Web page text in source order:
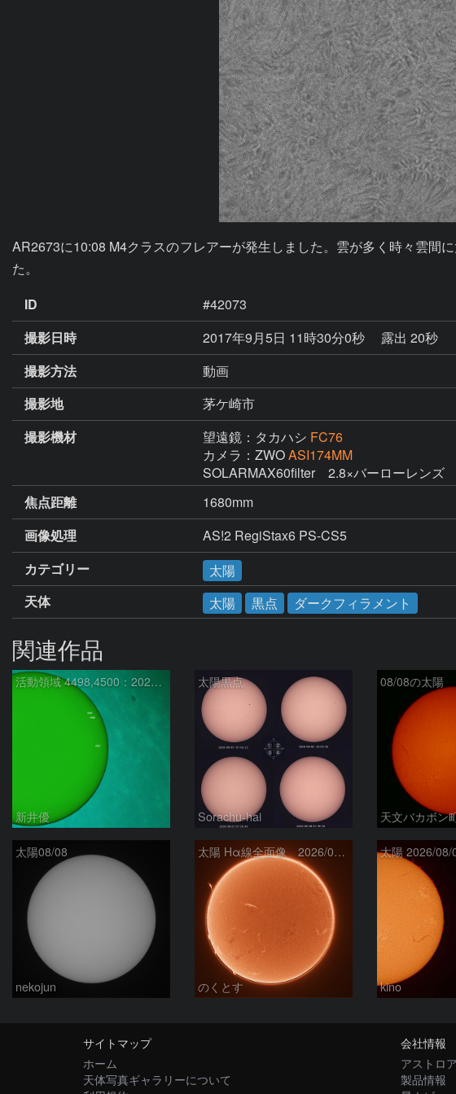
AR2673に10:08 M4クラスのフレアーが発生しました。雲が多く時々雲間
た。
ID
#42073
撮影日時
2017年9月5日 11時30分0秒
露出 20秒
撮影方法
動画
撮影地
茅ケ崎市
撮影機材
望遠鏡：タカハシ FC76
カメラ：ZWOASI174MM
SOLARMAX60filter　2.8×バーローレンズ
焦点距離
1680mm
画像処理
AS!2 RegiStax6 PS-CS5
カテゴリー
太陽
天体
太陽 黒点 ダークフィラメント
関連作品
活動領域 4498,4500：2026/08/08
新井優
太陽黒点
Sorachu-hai
08/08の太陽
天文バカボン
太陽08/08
nekojun
太陽 Hα線全面像 2026/08/08
のくとす
太陽 2026/08/
kino
サイトマップ
ホーム
天体写真ギャラリーについて
会社情報
アストロ
製品情報